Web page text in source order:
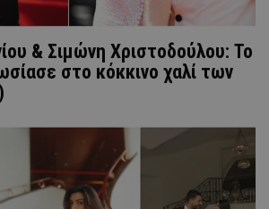
& Σιμώνη Χριστοδούλου: To
στο κόκκινο χαλί των